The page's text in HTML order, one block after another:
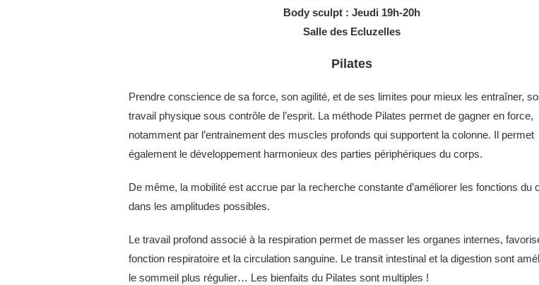
Body sculpt : Jeudi 19h-20h
Salle des Ecluzelles
Pilates
Prendre conscience de sa force, son agilité, et de ses limites pour mieux les entraîner,
travail physique sous contrôle de l’esprit. La méthode Pilates permet de gagner en force,
notamment par l’entrainement des muscles profonds qui supportent la colonne. Il permet
également le développement harmonieux des parties périphériques du corps.
De même, la mobilité est accrue par la recherche constante d’améliorer les fonctions du
dans les amplitudes possibles.
Le travail profond associé à la respiration permet de masser les organes internes,
fonction respiratoire et la circulation sanguine. Le transit intestinal et la digestion sont
le sommeil plus régulier… Les bienfaits du Pilates sont multiples !